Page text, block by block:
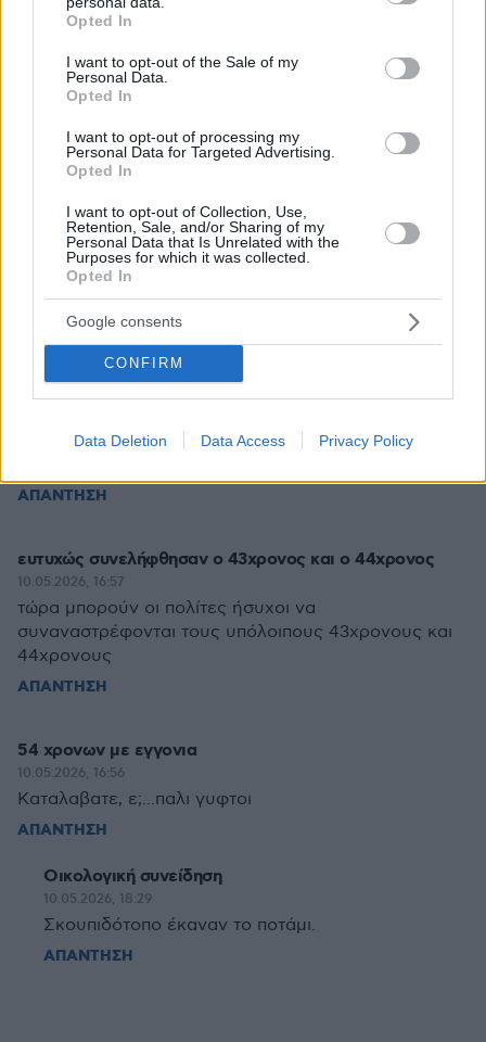
grant or deny consent to Google and its third-party tags to
use your data for below specified purposes in below Google
consent section.
Opted In
I want to opt-out of the Sale of my
Personal Data.
Opted In
I want to opt-out of processing my
Personal Data for Targeted Advertising.
Opted In
I want to opt-out of Collection, Use,
Retention, Sale, and/or Sharing of my
Personal Data that Is Unrelated with the
Purposes for which it was collected.
Opted In
Google consents
CONFIRM
Data Deletion Data Access Privacy Policy
10.05.2026, 18:39
κανενα ελεος απο την δικαιοσυνη για τα κτηνη
ΑΠΑΝΤΗΣΗ
Μετά το ανάχωμα στο ποτάμι μπορεις να βρεις τα
πάντα από πτώματα ζώων, πουλιών μέχρι διαλυμένα
κλεμμένα αυτοκίνητα, τώρα βρίσκεις κι ανθρώπινα
πτώματα, άλλαξε πίστα το έγκλημα ευτυχώς η
Ασφάλεια στην πόλη κάνει καλή δουλειά.
ΑΠΑΝΤΗΣΗ
10.05.2026, 17:27
ΑΠΑΝΤΗΣΗ
ευτυχώς συνελήφθησαν ο 43χρονος και ο 44χρονος
10.05.2026, 16:57
τώρα μπορούν οι πολίτες ήσυχοι να
συναναστρέφονται τους υπόλοιπους 43χρονους και
44χρονους
ΑΠΑΝΤΗΣΗ
54 χρονων με εγγονια
10.05.2026, 16:56
Καταλαβατε, ε;...παλι γυφτοι
ΑΠΑΝΤΗΣΗ
Οικολογική συνείδηση
10.05.2026, 18:29
Σκουπιδότοπο έκαναν το ποτάμι.
ΑΠΑΝΤΗΣΗ